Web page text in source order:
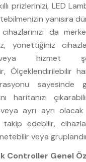
prizlerinizi, LED
yanısıra
da
yönettiğiniz
hizmet
Ölçeklendirilebilir
sayesinde
haritanızı
ayrı ayrı
edebilir,
veya
Controller Genel